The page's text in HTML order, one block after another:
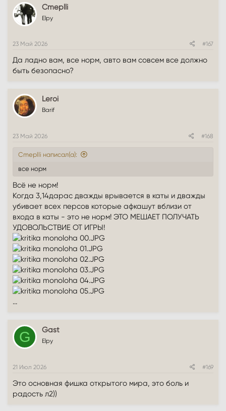
Cmeplli
Elpy
23 Май 2026 #167
Да ладно вам, все норм, авто вам совсем все должно
быть безопасно?
Leroi
Barif
23 Май 2026 #168
Cmeplli написал(а):
все норм
Всё не норм!
Когда 3,14дарас дважды врывается в каты и дважды
убивает всех персов которые афкашут вблизи от
входа в каты - это не норм! ЭТО МЕШАЕТ ПОЛУЧАТЬ
УДОВОЛЬСТВИЕ ОТ ИГРЫ!
...
G Gast
Elpy
21 Июл 2026 #169
Это основная фишка открытого мира, это боль и
радость л2))